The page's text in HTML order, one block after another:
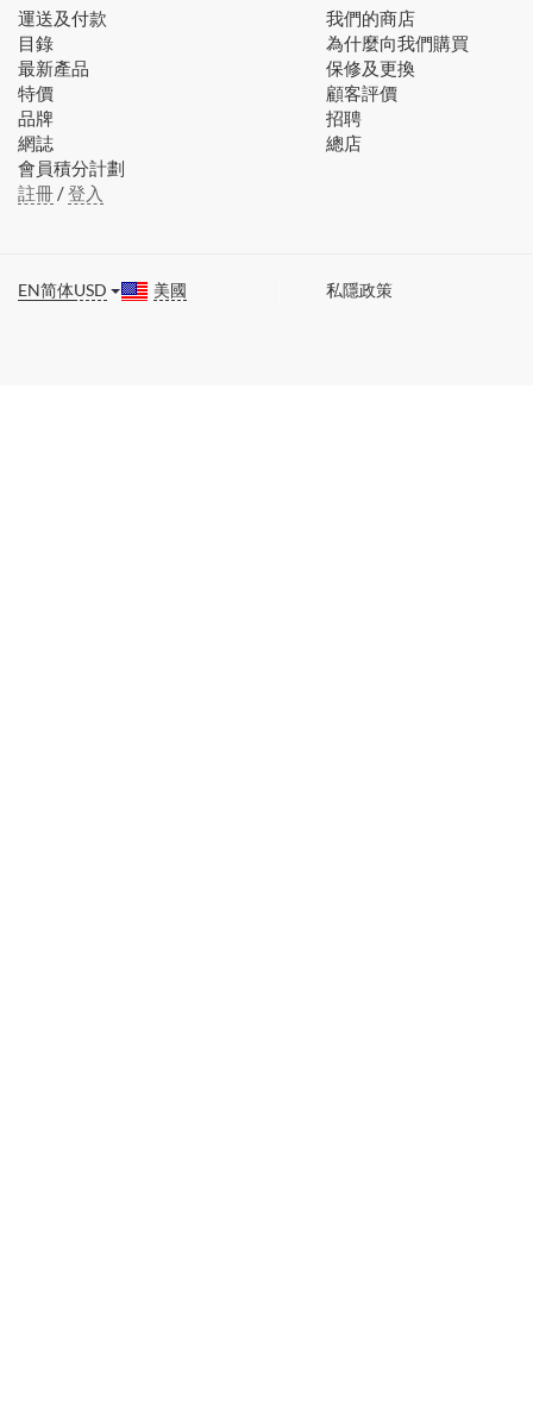
運送及付款
目錄
最新產品
特價
品牌
網誌
會員積分計劃
註冊/登入
我們的商店
為什麼向我們購買
保修及更換
顧客評價
招聘
總店
EN简体USD 美國 私隱政策